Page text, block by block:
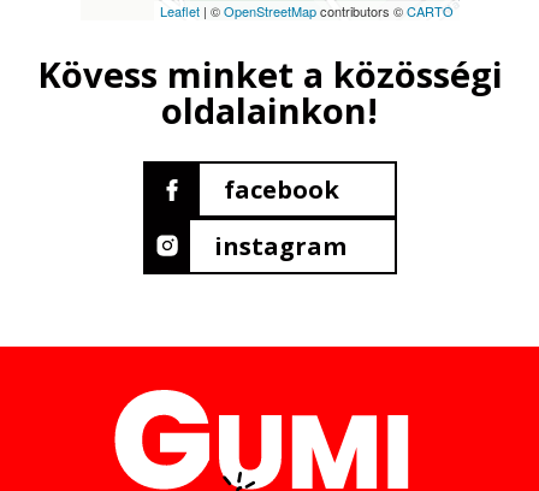
Leaflet| ©OpenStreetMapcontributors ©CARTO
Kövess minket a közösségi
oldalainkon!
facebook
instagram